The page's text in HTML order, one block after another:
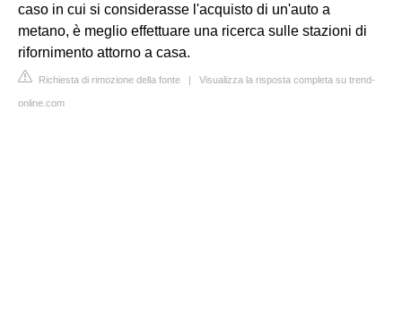
caso in cui si considerasse l'acquisto di un'auto a
metano, è meglio effettuare una ricerca sulle stazioni di
rifornimento attorno a casa.
Richiesta di rimozione della fonte | Visualizza la risposta completa su trend-
online.com